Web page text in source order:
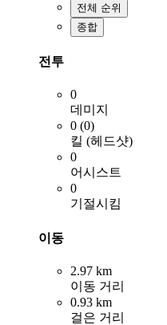
전체 순위
종합
전투
0
데미지
0 (0)
킬 (헤드샷)
0
어시스트
0
기절시킴
이동
2.97 km
이동 거리
0.93 km
걸은 거리